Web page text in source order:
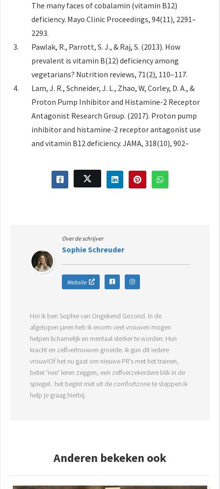
The many faces of cobalamin (vitamin B12)
deficiency. Mayo Clinic Proceedings, 94(11), 2291–
2293.
Pawlak, R., Parrott, S. J., & Raj, S. (2013). How
prevalent is vitamin B(12) deficiency among
vegetarians? Nutrition reviews, 71(2), 110–117.
Lam, J. R., Schneider, J. L., Zhao, W, Corley, D. A., &
Proton Pump Inhibitor and Histamine-2 Receptor
Antagonist Research Group. (2017). Proton pump
inhibitor and histamine-2 receptor antagonist use
and vitamin B12 deficiency. JAMA, 318(10), 902–
Over de schrijver
Sophie Schreuder
Website
Hoi ik ben Sophie van Ongekend Gezond. In de
afgelopen jaren heb ik enorm veel vrouwen mogen
helpen lichamelijk en mentaal sterker te worden. Hun
kracht en zelfvertrouwen groeide. Ik gun dit iedere
vrouw!Of het nu gaat om nieuwe PR's met het trainen,
beter 'nee' leren zeggen, een zelfverzekerdere blik in de
spiegel.. het begint met uit de comfortzone te stappen.Ik
help je graag hierbij.
Anderen bekeken ook